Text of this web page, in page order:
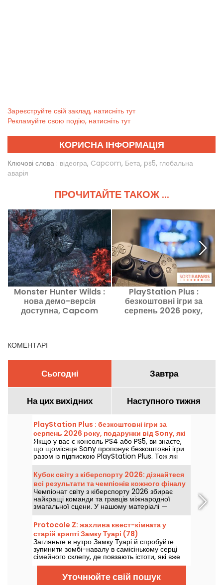
Зареєструйте свій заклад, натисніть тут
Рекламуйте свою подію, натисніть тут
КОРИСНА ІНФОРМАЦІЯ
Ключові слова : відеогра, Capcom, Бета, ps5, глобальна
аварія
ПРОЧИТАЙТЕ ТАКОЖ ...
Monster Hunter Wilds :
нова демо-версія
доступна, Capcom
PlayStation Plus :
безкоштовні ігри за
серпень 2026 року,
КОМЕНТАРІ
Сьогодні Завтра
На цих вихідних Наступного тижня
PlayStation Plus : безкоштовні ігри за
серпень 2026 року, подарунки від Sony, які
не варто пропускати
Якщо у вас є консоль PS4 або PS5, ви знаєте,
що щомісяця Sony пропонує безкоштовні ігри
разом із підпискою PlayStation Plus. Тож які
ігри доступні безкоштовно у серпні 2026 року?
Ознайомтесь із вибором цього місяця.
Кубок світу з кіберспорту 2026: дізнайтеся
всі результати та чемпіонів кожного фіналу
Чемпіонат світу з кіберспорту 2026 збирає
найкращі команди та гравців міжнародної
змагальної сцени. У нашому матеріалі —
результати фіналів, підсумкові рахунки,
переможці кожного турніру та графік майбутніх
матчів.
Protocole Z: жахлива квест-кімната у
старій крипті Замку Туарі (78)
Загляньте в нутро Замку Туарі й спробуйте
зупинити зомбі-навалу в самісінькому серці
сімейного склепу, де повзають істоти, які вже
не мають нічого людського, у захоплюючому
escape game, що вимагатиме від вас
хоробрості.Уточнюйте свій пошук